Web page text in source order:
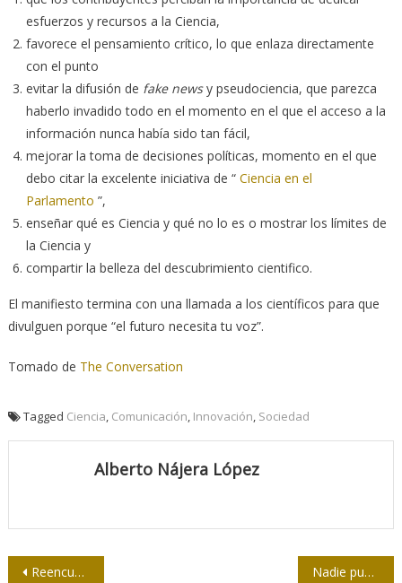
esfuerzos y recursos a la Ciencia,
favorece el pensamiento crítico, lo que enlaza directamente
con el punto
evitar la difusión de fake newsy pseudociencia, que parezca
haberlo invadido todo en el momento en el que el acceso a la
información nunca había sido tan fácil,
mejorar la toma de decisiones políticas, momento en el que
debo citar la excelente iniciativa de “ Ciencia en el
Parlamento ”,
enseñar qué es Ciencia y qué no lo es o mostrar los límites de
la Ciencia y
compartir la belleza del descubrimiento cientifico.
El manifiesto termina con una llamada a los científicos para que
divulguen porque “el futuro necesita tu voz”.
Tomado de The Conversation
Tagged Ciencia Comunicación Innovación Sociedad
Alberto Nájera López
Navegación
Reencuentros en seminario de Periodismo y Turismo Nadie pudo desmentir los informes de Wikileaks, pero el preso es Assange